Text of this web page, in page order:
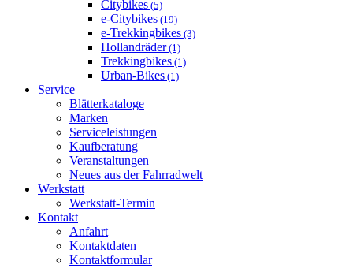
Citybikes (5)
e-Citybikes (19)
e-Trekkingbikes (3)
Hollandräder(1)
Trekkingbikes (1)
Urban-Bikes (1)
Service
Blätterkataloge
Marken
Serviceleistungen
Kaufberatung
Veranstaltungen
Neues aus der Fahrradwelt
Werkstatt
Werkstatt-Termin
Kontakt
Anfahrt
Kontaktdaten
Kontaktformular